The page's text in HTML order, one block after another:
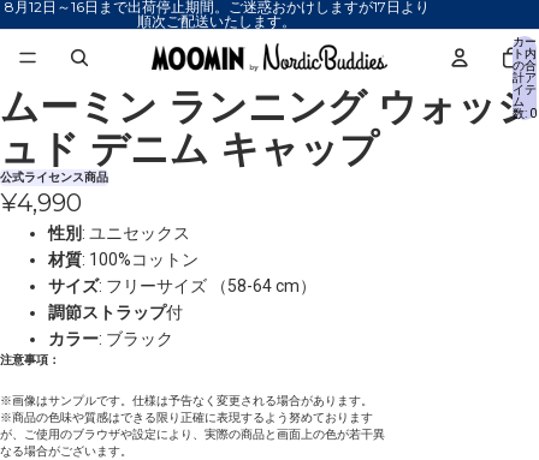
8月12日～16日まで出荷停止期間。ご迷惑おかけしますが17日より
順次ご配送いたします。
カー
ト内
の合
計ア
イテ
ム
数: 0
画
像
を
全
画
画
像
を
全
画
ムーミン ランニング ウォッシ
ュド デニム キャップ
公式ライセンス商品
¥4,990
性別: ユニセックス
材質: 100%コットン
サイズ: フリーサイズ （58-64 cm）
調節ストラップ付
カラー: ブラック
注意事項：
※画像はサンプルです。仕様は予告なく変更される場合があります。
※商品の色味や質感はできる限り正確に表現するよう努めております
が、ご使用のブラウザや設定により、実際の商品と画面上の色が若干異
なる場合がございます。